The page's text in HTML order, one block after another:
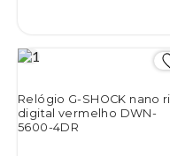
Relógio G-SHOCK nano
digital vermelho DWN-
5600-4DR